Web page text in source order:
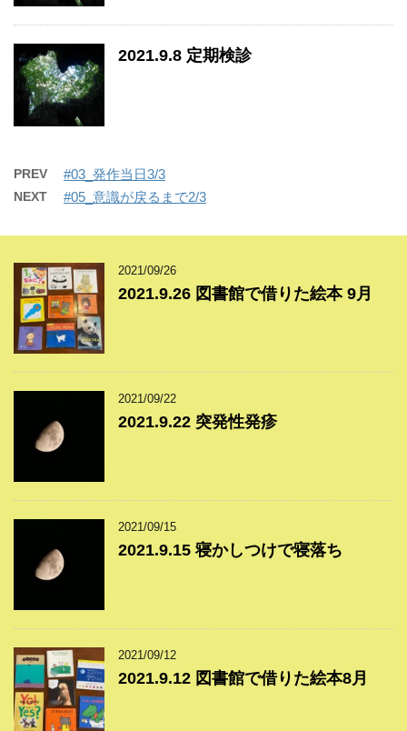
2021.9.8 定期検診
PREV #03_発作当日3/3
NEXT #05_意識が戻るまで2/3
2021/09/26
2021.9.26 図書館で借りた絵本 9月
2021/09/22
2021.9.22 突発性発疹
2021/09/15
2021.9.15 寝かしつけで寝落ち
2021/09/12
2021.9.12 図書館で借りた絵本8月